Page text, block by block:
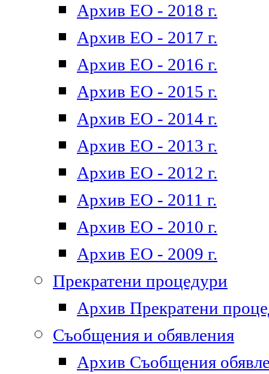
Архив ЕО - 2018 г.
Архив ЕО - 2017 г.
Архив ЕО - 2016 г.
Архив ЕО - 2015 г.
Архив ЕО - 2014 г.
Архив ЕО - 2013 г.
Архив ЕО - 2012 г.
Архив ЕО - 2011 г.
Архив ЕО - 2010 г.
Архив ЕО - 2009 г.
Прекратени процедури
Архив Прекратени
Съобщения и обявления
Архив Съобщения